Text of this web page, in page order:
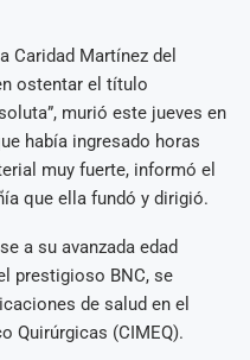
Caridad Martínez del
ostentar el título
murió este jueves en
había ingresado horas
muy fuerte, informó el
que ella fundó y dirigió.
a su avanzada edad
prestigioso BNC, se
de salud en el
Quirúrgicas (CIMEQ).